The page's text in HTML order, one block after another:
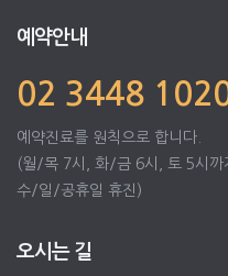
예약안내
02 3448
예약진료를 원칙으로 합니다.
(월/목 7시, 화/금 6시, 토 5시까
수/일/공휴일 휴진)
오시는 길